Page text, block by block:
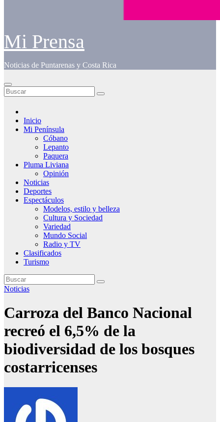
Mi Prensa
Noticias de Puntarenas y Costa Rica
Inicio
Mi Península
Cóbano
Lepanto
Paquera
Pluma Liviana
Opinión
Noticias
Deportes
Espectáculos
Modelos, estilo y belleza
Cultura y Sociedad
Variedad
Mundo Social
Radio y TV
Clasificados
Turismo
Noticias
Carroza del Banco Nacional
recreó el 6,5% de la
biodiversidad de los bosques
costarricenses